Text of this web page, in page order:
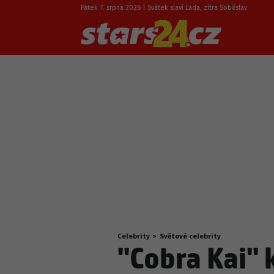
Pátek 7. srpna 2026 | Svátek slaví Lada, zítra Soběslav
Nacházíte
se
zde:
Celebrity > Světové celebrity
"Cobra Kai"